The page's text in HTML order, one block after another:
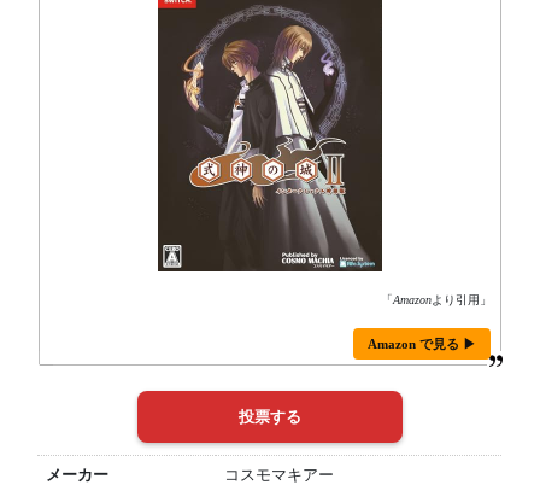
「Amazonより引用」
Amazon で見る ▶
メーカー コスモマキアー